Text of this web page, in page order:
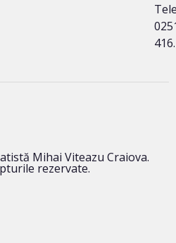
Mihai Viteazu Craiova.
rezervate.